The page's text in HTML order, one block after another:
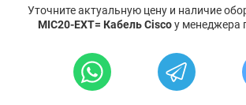
Уточните актуальную цену и наличие
MIC20-EXT= Кабель Ciscoу менеджера